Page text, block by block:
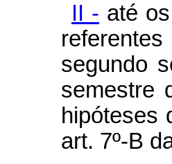
II - até
segundo
semestre
hipóteses
art. 7º-B